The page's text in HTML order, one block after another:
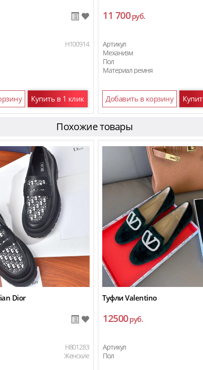
H100914
Купить в 1 клик
11 700руб.
Артикул
Механизм
Пол
Материал ремня
Добавить в корзину
Похожие товары
Dior
H801283
Женские
Туфли Valentino
12500руб.
Артикул
Пол